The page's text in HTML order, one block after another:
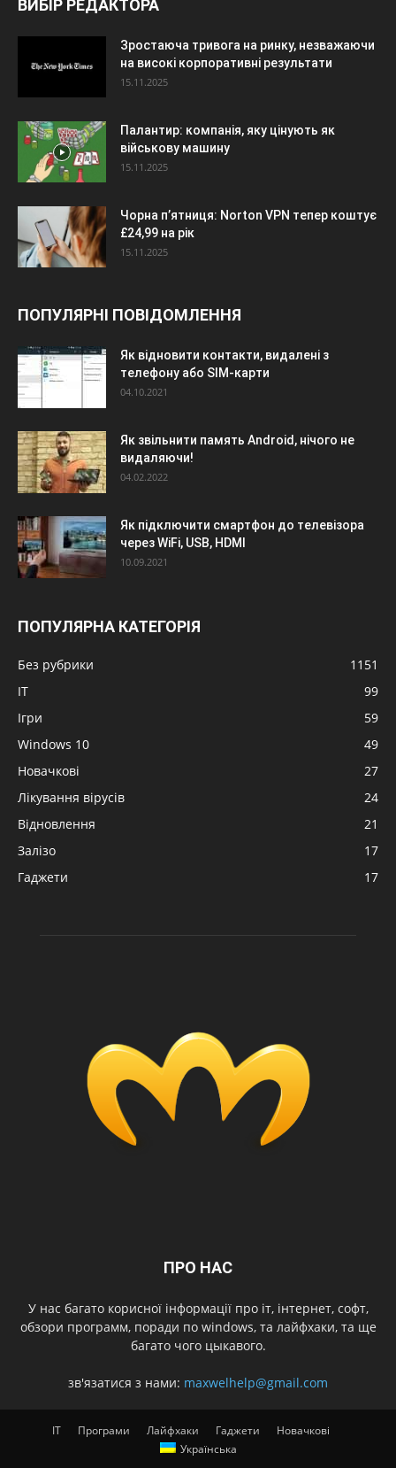
ВИБІР РЕДАКТОРА
Зростаюча тривога на ринку, незважаючи
на високі корпоративні результати
15.11.2025
Палантир: компанія, яку цінують як
військову машину
15.11.2025
Чорна п’ятниця: Norton VPN тепер коштує
£24,99 на рік
15.11.2025
ПОПУЛЯРНІ ПОВІДОМЛЕННЯ
Як відновити контакти, видалені з
телефону або SIM-карти
04.10.2021
Як звільнити память Android, нічого не
видаляючи!
04.02.2022
Як підключити смартфон до телевізора
через WiFi, USB, HDMI
10.09.2021
ПОПУЛЯРНА КАТЕГОРІЯ
Без рубрики
1151
IT
99
Ігри
59
Windows 10
49
Новачкові
27
Лікування вірусів
24
Відновлення
21
Залізо
17
Гаджети
17
ПРО НАС
У нас багато корисної інформації про іт, інтернет, софт,
обзори программ, поради по windows, та лайфхаки, та ще
багато чого цыкавого.
зв'язатися з нами: maxwelhelp@gmail.com
IT Програми Лайфхаки Гаджети
Новачкові
Українська